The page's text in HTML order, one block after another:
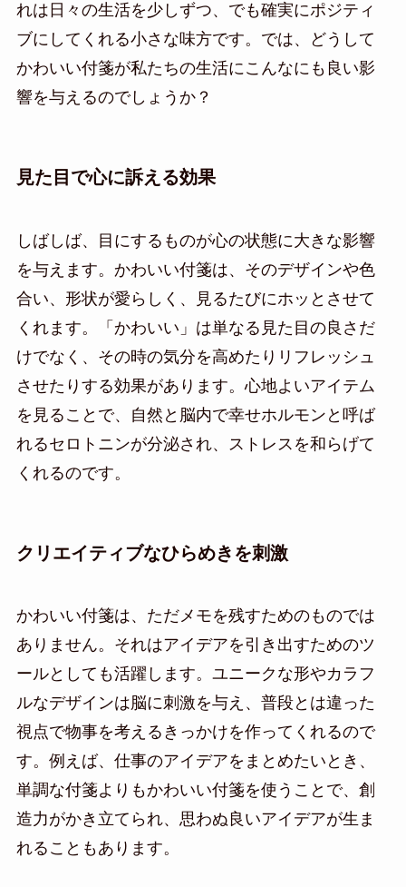
れは日々の生活を少しずつ、でも確実にポジティ
ブにしてくれる小さな味方です。では、どうして
かわいい付箋が私たちの生活にこんなにも良い影
響を与えるのでしょうか？
見た目で心に訴える効果
しばしば、目にするものが心の状態に大きな影響
を与えます。かわいい付箋は、そのデザインや色
合い、形状が愛らしく、見るたびにホッとさせて
くれます。「かわいい」は単なる見た目の良さだ
けでなく、その時の気分を高めたりリフレッシュ
させたりする効果があります。心地よいアイテム
を見ることで、自然と脳内で幸せホルモンと呼ば
れるセロトニンが分泌され、ストレスを和らげて
くれるのです。
クリエイティブなひらめきを刺激
かわいい付箋は、ただメモを残すためのものでは
ありません。それはアイデアを引き出すためのツ
ールとしても活躍します。ユニークな形やカラフ
ルなデザインは脳に刺激を与え、普段とは違った
視点で物事を考えるきっかけを作ってくれるので
す。例えば、仕事のアイデアをまとめたいとき、
単調な付箋よりもかわいい付箋を使うことで、創
造力がかき立てられ、思わぬ良いアイデアが生ま
れることもあります。